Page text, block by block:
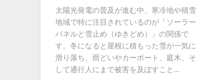
太陽光発電の普及が進む中、寒冷地や積雪
地域で特に注目されているのが「ソーラー
パネルと雪止め（ゆきどめ）」の関係で
す。冬になると屋根に積もった雪が一気に
滑り落ち、雨どいやカーポート、庭木、そ
して通行人にまで被害を及ぼすこと…